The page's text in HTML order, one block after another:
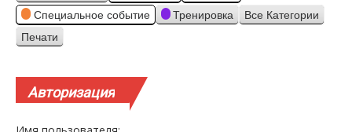
Специальное событие
Тренировка Все Категории
Просмотр
Печати
Авторизация